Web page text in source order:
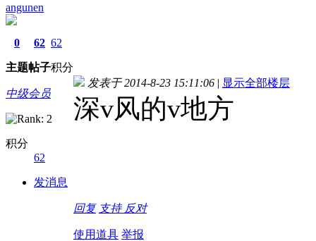
angunen
0
主题
62
帖子
62
积分
中级会员
积分
62
发消息
发表于 2014-8-23 15:11:06 | 显示全部楼层
深v风的v地方
回复 支持 反对
使用道具 举报